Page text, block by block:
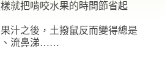
就把啃咬水果的時間節省起
之後，土撥鼠反而變得總是
、流鼻涕……